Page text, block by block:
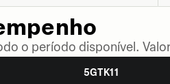
o período disponível.
5GTK11